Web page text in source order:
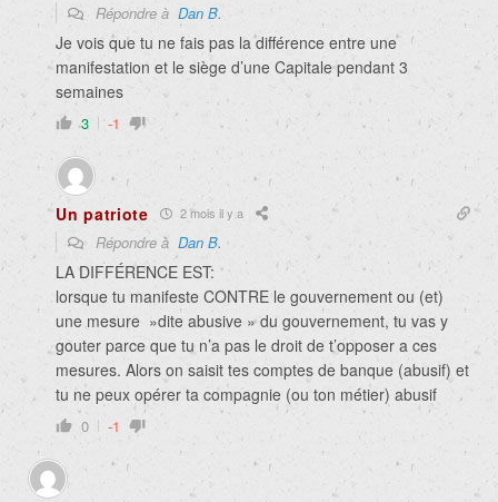
Répondre à Dan B.
Je vois que tu ne fais pas la différence entre une
manifestation et le siège d’une Capitale pendant 3
semaines
3 -1
Un patriote 2 mois il y a
Répondre à Dan B.
LA DIFFÉRENCE EST:
lorsque tu manifeste CONTRE le gouvernement ou (et)
une mesure »dite abusive » du gouvernement, tu vas y
gouter parce que tu n’a pas le droit de t’opposer a ces
mesures. Alors on saisit tes comptes de banque (abusif) et
tu ne peux opérer ta compagnie (ou ton métier) abusif
0 -1